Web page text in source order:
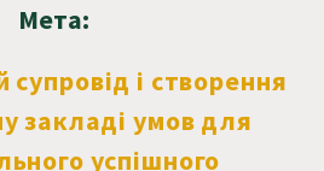
Мета:
супровід і створення
закладі умов для
успішного